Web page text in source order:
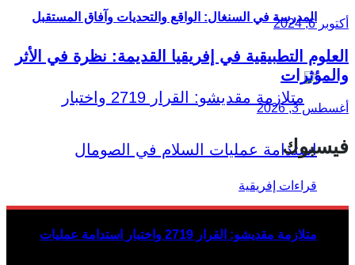
المدرسة في السنغال: الواقع والتحديات وآفاق المستقبل
متلازمة مقديشو: القرار 2719 واختبار استدامة عمليات
أكتوبر 6, 2024
العلوم التطبيقية في إفريقيا القديمة: نظرة في الأثر
والمؤثرات
أغسطس 3, 2026
فيسبوك